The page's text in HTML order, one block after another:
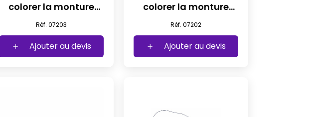
colorer la monture
bleu fonce
Réf. 07203
Ajouter au devis
colorer la monture
argent
Réf. 07202
Ajouter au devis